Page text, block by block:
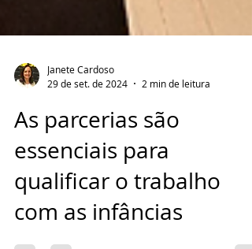
Janete Cardoso
29 de set. de 2024
2 min de leitura
As parcerias são
essenciais para